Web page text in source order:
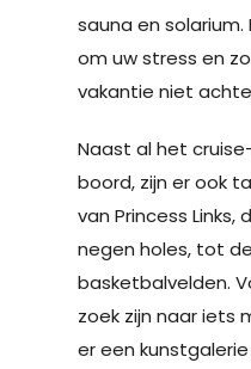
sauna en solarium.
om uw stress en
vakantie niet
Naast al het
boord, zijn er ook
van Princess
negen holes, tot
basketbalvelden.
zoek zijn naar iets
er een